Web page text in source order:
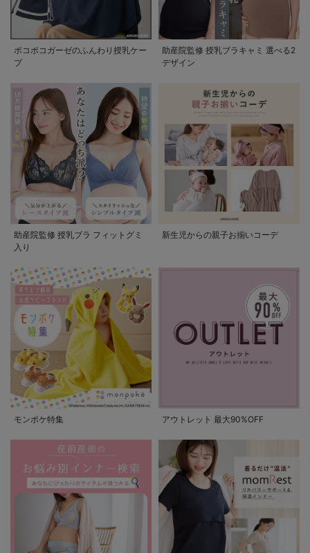
ポコポコガーゼのふんわり授乳ケー
プ
助産院監修 授乳ブラキャミ 選べる2
デザイン
助産院監修 授乳ブラ フィットグミ
入り
新生児からの親子お揃いコーデ
モンポケ特集 アウトレット 最大90%OFF